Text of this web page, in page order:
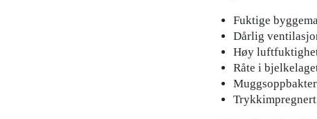
Fuktige
Dårlig
Høy
Råte i